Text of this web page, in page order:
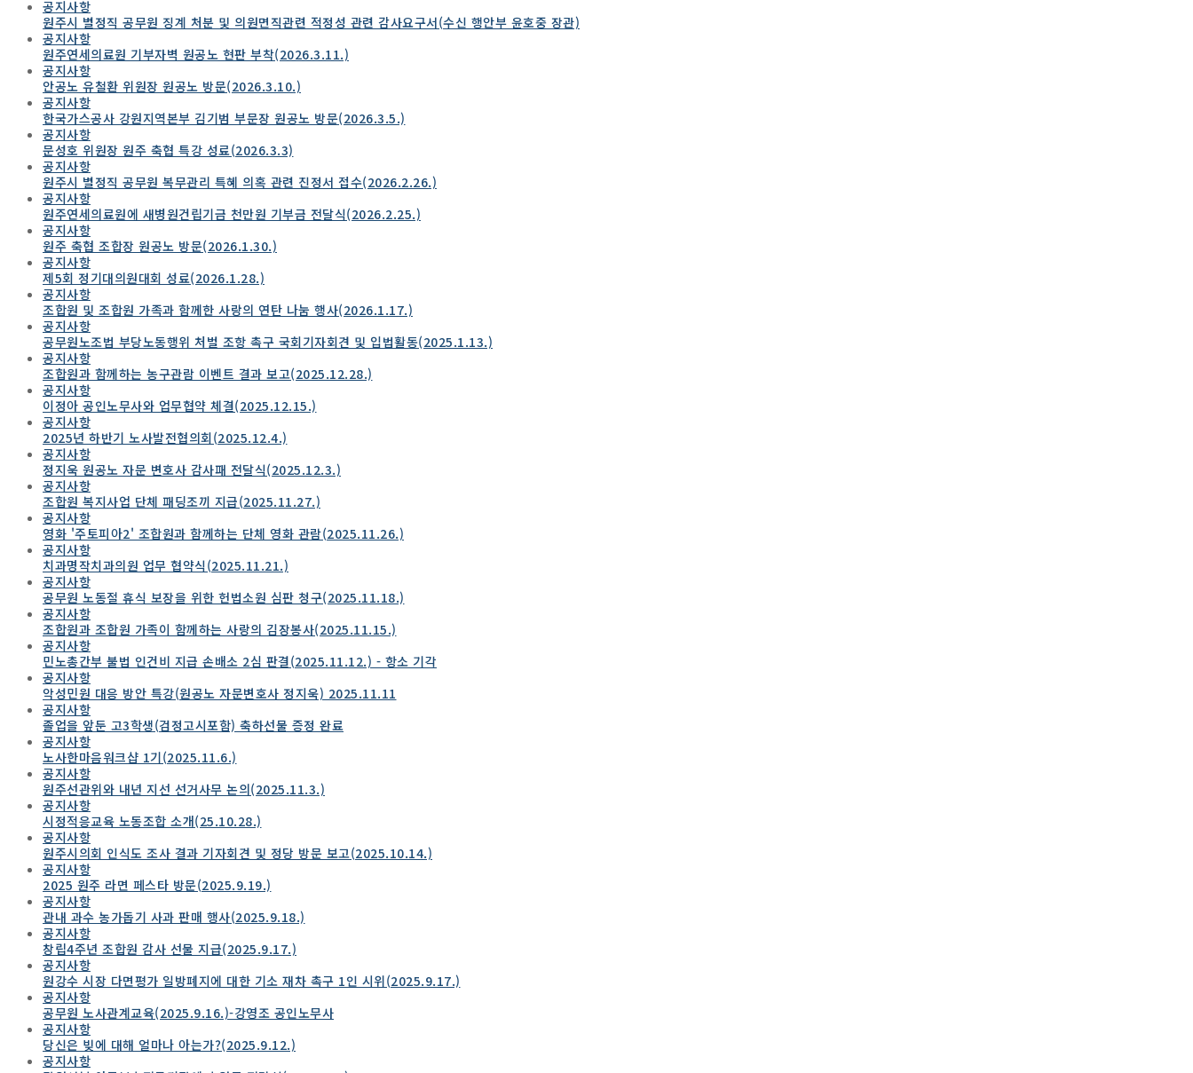
공지사항
원주시 별정직 공무원 징계 처분 및 의원면직관련 적정성 관련 감사요구서(수신 행안부 윤호중 장관)
공지사항
원주연세의료원 기부자벽 원공노 현판 부착(2026.3.11.)
공지사항
안공노 유철환 위원장 원공노 방문(2026.3.10.)
공지사항
한국가스공사 강원지역본부 김기범 부문장 원공노 방문(2026.3.5.)
공지사항
문성호 위원장 원주 축협 특강 성료(2026.3.3)
공지사항
원주시 별정직 공무원 복무관리 특혜 의혹 관련 진정서 접수(2026.2.26.)
공지사항
원주연세의료원에 새병원건립기금 천만원 기부금 전달식(2026.2.25.)
공지사항
원주 축협 조합장 원공노 방문(2026.1.30.)
공지사항
제5회 정기대의원대회 성료(2026.1.28.)
공지사항
조합원 및 조합원 가족과 함께한 사랑의 연탄 나눔 행사(2026.1.17.)
공지사항
공무원노조법 부당노동행위 처벌 조항 촉구 국회기자회견 및 입법활동(2025.1.13.)
공지사항
조합원과 함께하는 농구관람 이벤트 결과 보고(2025.12.28.)
공지사항
이정아 공인노무사와 업무협약 체결(2025.12.15.)
공지사항
2025년 하반기 노사발전협의회(2025.12.4.)
공지사항
정지욱 원공노 자문 변호사 감사패 전달식(2025.12.3.)
공지사항
조합원 복지사업 단체 패딩조끼 지급(2025.11.27.)
공지사항
영화 '주토피아2' 조합원과 함께하는 단체 영화 관람(2025.11.26.)
공지사항
치과명작치과의원 업무 협약식(2025.11.21.)
공지사항
공무원 노동절 휴식 보장을 위한 헌법소원 심판 청구(2025.11.18.)
공지사항
조합원과 조합원 가족이 함께하는 사랑의 김장봉사(2025.11.15.)
공지사항
민노총간부 불법 인건비 지급 손배소 2심 판결(2025.11.12.) - 항소 기각
공지사항
악성민원 대응 방안 특강(원공노 자문변호사 정지욱) 2025.11.11
공지사항
졸업을 앞둔 고3학생(검정고시포함) 축하선물 증정 완료
공지사항
노사한마음워크샵 1기(2025.11.6.)
공지사항
원주선관위와 내년 지선 선거사무 논의(2025.11.3.)
공지사항
시정적응교육 노동조합 소개(25.10.28.)
공지사항
원주시의회 인식도 조사 결과 기자회견 및 정당 방문 보고(2025.10.14.)
공지사항
2025 원주 라면 페스타 방문(2025.9.19.)
공지사항
관내 과수 농가돕기 사과 판매 행사(2025.9.18.)
공지사항
창립4주년 조합원 감사 선물 지급(2025.9.17.)
공지사항
원강수 시장 다면평가 일방폐지에 대한 기소 재차 촉구 1인 시위(2025.9.17.)
공지사항
공무원 노사관계교육(2025.9.16.)-강영조 공인노무사
공지사항
당신은 빚에 대해 얼마나 아는가?(2025.9.12.)
공지사항